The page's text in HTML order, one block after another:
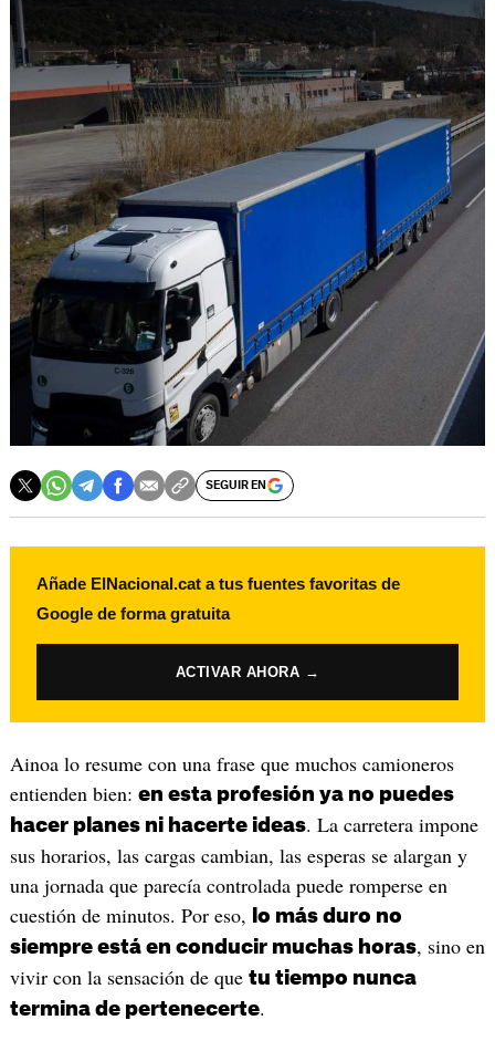
SEGUIR EN
Añade ElNacional.cat a tus fuentes favoritas de
Google de forma gratuita
ACTIVAR AHORA →
Ainoa lo resume con una frase que muchos camioneros
entienden bien: en esta profesión ya no puedes
hacer planes ni hacerte ideas. La carretera impone
sus horarios, las cargas cambian, las esperas se alargan y
una jornada que parecía controlada puede romperse en
cuestión de minutos. Por eso,
lo más duro no
siempre está en conducir muchas horas, sino en
vivir con la sensación de que tu tiempo nunca
termina de pertenecerte.